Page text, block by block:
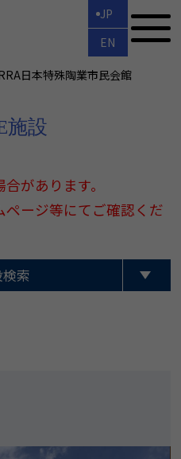
JP
EN
日本特殊陶業市民会館
施設
があります。
ージ等にてご確認くだ
索